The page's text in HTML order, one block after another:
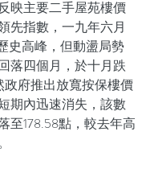
映主要二手屋苑樓價
先指數，一九年六月
史高峰，但動盪局勢
落四個月，於十月跌
政府推出放寬按保樓價
期內迅速消失，該數
至178.58點，較去年高